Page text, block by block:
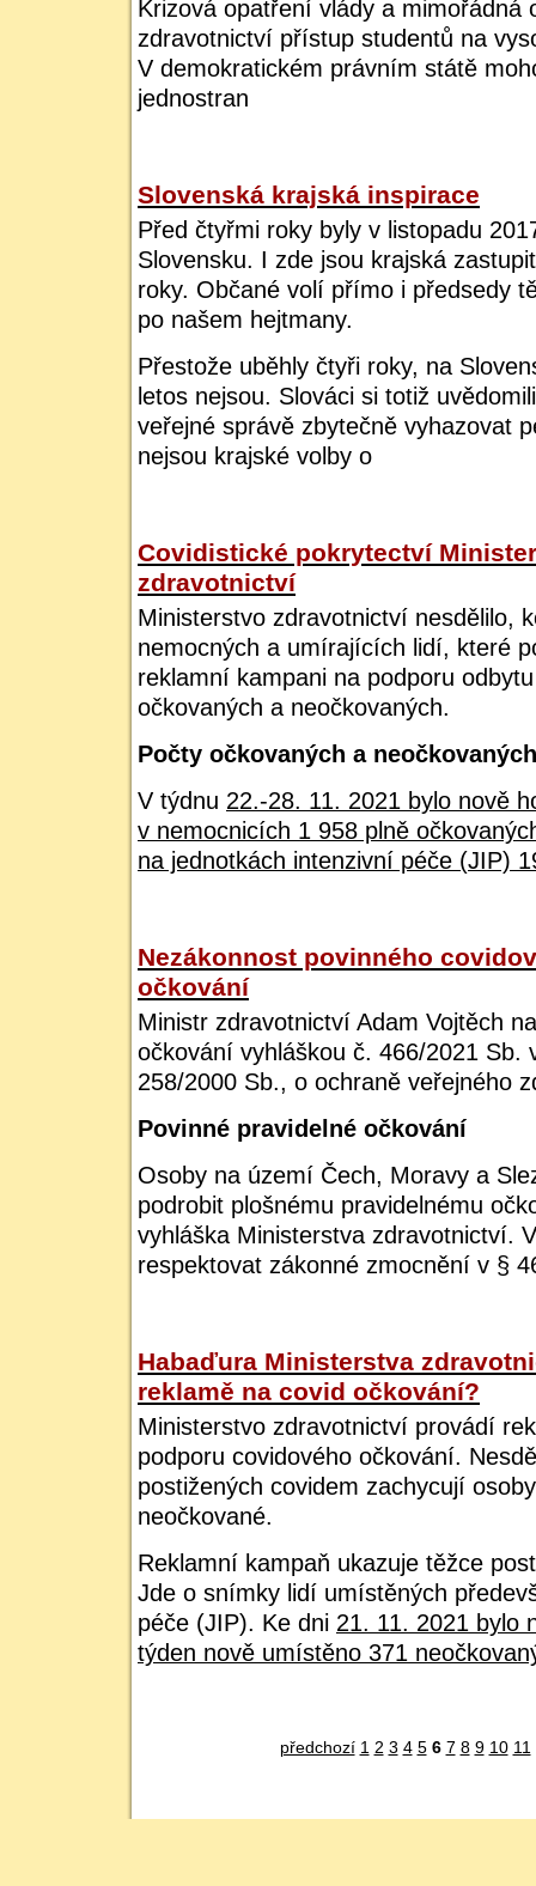
Krizová opatření vlády a mimořádná
zdravotnictví přístup studentů na
V demokratickém právním státě
jednostran
Slovenská krajská inspirace
Před čtyřmi roky byly v listopadu
Slovensku. I zde jsou krajská
roky. Občané volí přímo i předsedy
po našem hejtmany.
Přestože uběhly čtyři roky, na
letos nejsou. Slováci si totiž
veřejné správě zbytečně vyhazovat
nejsou krajské volby o
Covidistické pokrytectví
zdravotnictví
Ministerstvo zdravotnictví nesdělilo,
nemocných a umírajících lidí, které
reklamní kampani na podporu
očkovaných a neočkovaných.
Počty očkovaných a
V týdnu 22.-28. 11. 2021 bylo nově
v nemocnicích 1 958 plně
na jednotkách intenzivní péče (JIP)
Nezákonnost povinného
očkování
Ministr zdravotnictví Adam Vojtěch
očkování vyhláškou č. 466/2021 Sb.
258/2000 Sb., o ochraně veřejného
Povinné pravidelné očkování
Osoby na území Čech, Moravy a
podrobit plošnému pravidelnému
vyhláška Ministerstva zdravotnictví.
respektovat zákonné zmocnění v §
Habaďura Ministerstva
reklamě na covid očkování?
Ministerstvo zdravotnictví provádí
podporu covidového očkování.
postižených covidem zachycují
neočkované.
Reklamní kampaň ukazuje těžce
Jde o snímky lidí umístěných
péče (JIP). Ke dni 21. 11. 2021 bylo
týden nově umístěno 371
předchozí 1 2 3 4 5 6 7 8 9 10 11